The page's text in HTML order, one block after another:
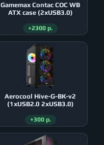
Gamemax Contac COC WB
ATX case (2xUSB3.0)
+2300 р.
Aerocool Hive-G-BK-v2
(1xUSB2.0 2xUSB3.0)
+300 р.